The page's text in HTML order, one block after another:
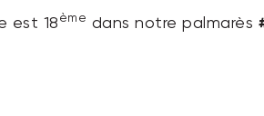
est 18 ème dans notre palmarès